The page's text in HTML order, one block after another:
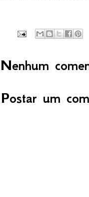
Nenhum
Postar um